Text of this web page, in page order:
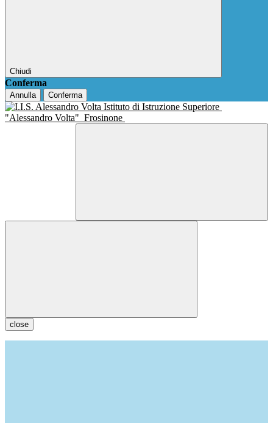
Chiudi
Conferma
Annulla Conferma
Istituto di Istruzione Superiore
"Alessandro Volta" Frosinone
close